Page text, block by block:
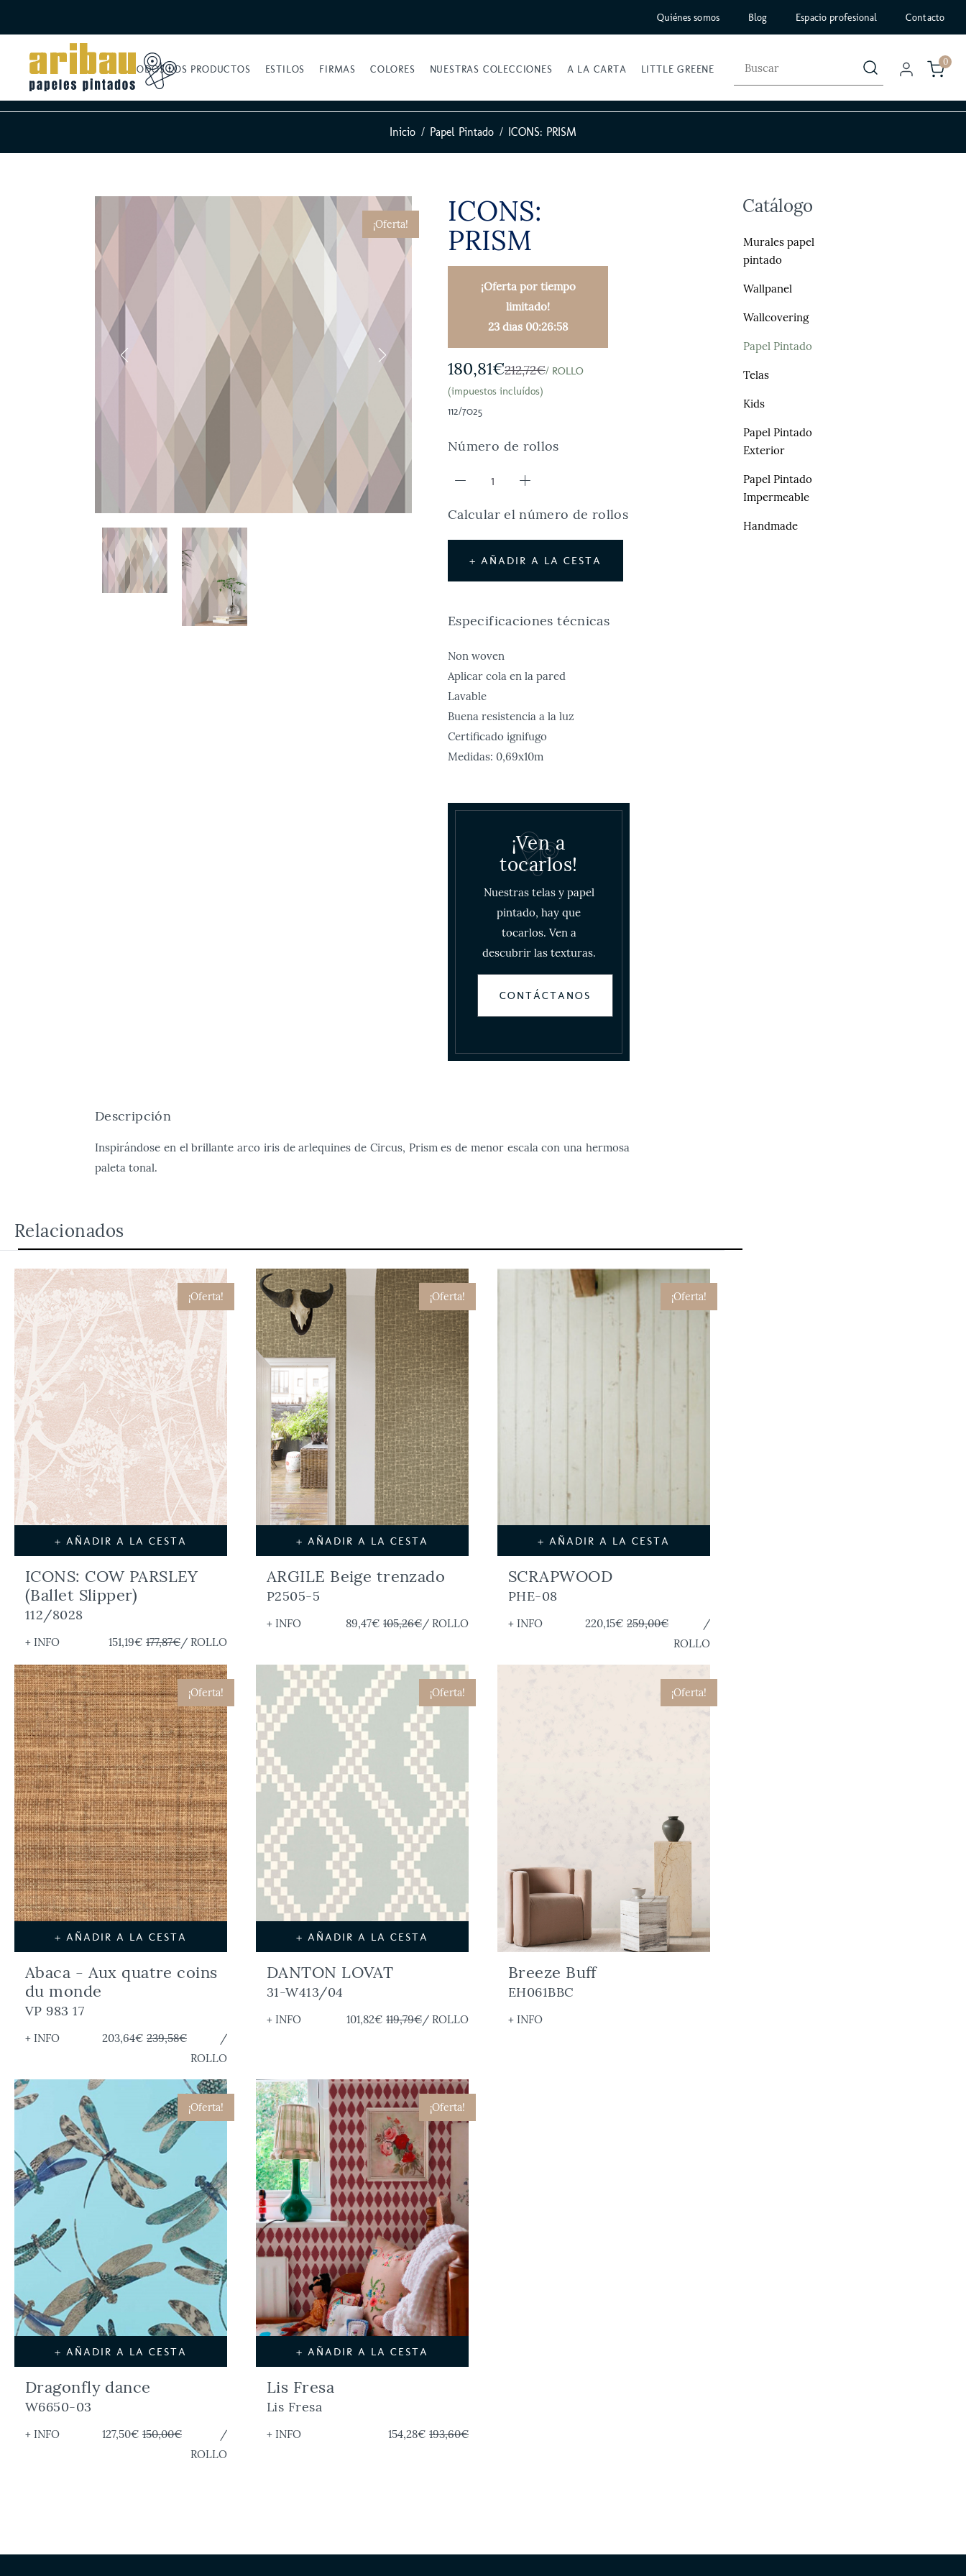
0
TODOS LOS PRODUCTOS ESTILOS FIRMAS COLORES NUESTRAS COLECCIONES A LA CARTA LITTLE GREENE
Quiénes somos Blog Espacio profesional Contacto
Inicio Papel Pintado ICONS: PRISM
¡Oferta!
ICONS:
PRISM
¡Oferta por tiempo
limitado!
23 días 00:26:57
180,81€212,72€/ ROLLO
(impuestos incluídos)
112/7025
Número de rollos
Calcular el número de rollos
+ AÑADIR A LA CESTA
Especificaciones técnicas
Non woven
Aplicar cola en la pared
Lavable
Buena resistencia a la luz
Certificado ignifugo
Medidas: 0,69x10m
¡Ven a
tocarlos!
Nuestras telas y papel
pintado, hay que
tocarlos. Ven a
descubrir las texturas.
CONTÁCTANOS
Descripción
Inspirándose en el brillante arco iris de arlequines de Circus, Prism es de menor escala con una hermosa
paleta tonal.
Catálogo
Murales papel
pintado
Wallpanel
Wallcovering
Papel Pintado
Telas
Kids
Papel Pintado
Exterior
Papel Pintado
Impermeable
Handmade
Relacionados
¡Oferta!
+ AÑADIR A LA CESTA
ICONS: COW PARSLEY
(Ballet Slipper)
112/8028
+ INFO 151,19€ 177,87€/ ROLLO
¡Oferta!
+ AÑADIR A LA CESTA
ARGILE Beige trenzado
P2505-5
+ INFO 89,47€ 105,26€/ ROLLO
¡Oferta!
+ AÑADIR A LA CESTA
SCRAPWOOD
PHE-08
+ INFO 220,15€ 259,00€
/
ROLLO
¡Oferta!
+ AÑADIR A LA CESTA
Abaca - Aux quatre coins
du monde
VP 983 17
+ INFO 203,64€ 239,58€
/
ROLLO
¡Oferta!
+ AÑADIR A LA CESTA
DANTON LOVAT
31-W413/04
+ INFO 101,82€ 119,79€/ ROLLO
¡Oferta!
Breeze Buff
EH061BBC
+ INFO
¡Oferta!
+ AÑADIR A LA CESTA
Dragonfly dance
W6650-03
+ INFO 127,50€ 150,00€
/
ROLLO
¡Oferta!
+ AÑADIR A LA CESTA
Lis Fresa
Lis Fresa
+ INFO 154,28€ 193,60€